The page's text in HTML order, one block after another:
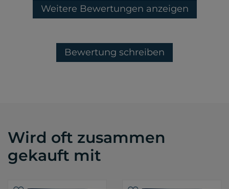
Weitere Bewertungen anzeigen
Bewertung schreiben
Wird oft zusammen
gekauft mit